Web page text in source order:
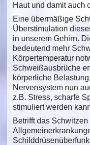
Haut und damit auch
Eine übermäßige
Überstimulation
in unserem Gehirn.
bedeutend mehr
Körpertemperatur
Schweißausbrüche
körperliche
Nervensystem nun
z.B. Stress, scharfe
stimuliert werden
Betrifft das